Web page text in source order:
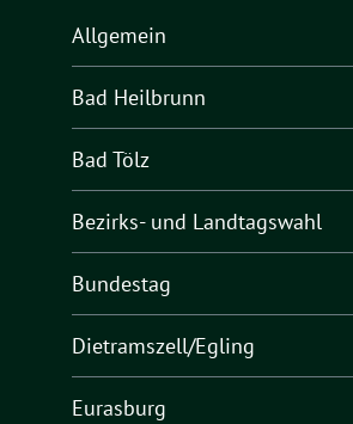
Allgemein
Bad Heilbrunn
Bad Tölz
Bezirks- und Landtagswahl
Bundestag
Dietramszell/Egling
Eurasburg